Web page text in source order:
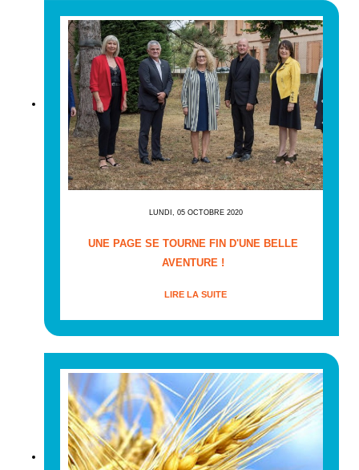
LUNDI, 05 OCTOBRE 2020
UNE PAGE SE TOURNE FIN D'UNE BELLE
AVENTURE !
LIRE LA SUITE